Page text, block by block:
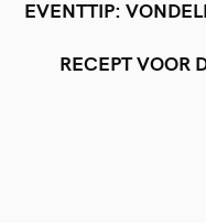
o
EVENTTIP:
RECEPT VOOR